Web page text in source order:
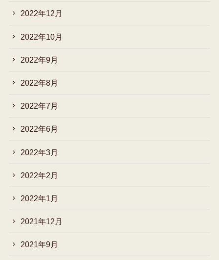
2022年12月
2022年10月
2022年9月
2022年8月
2022年7月
2022年6月
2022年3月
2022年2月
2022年1月
2021年12月
2021年9月